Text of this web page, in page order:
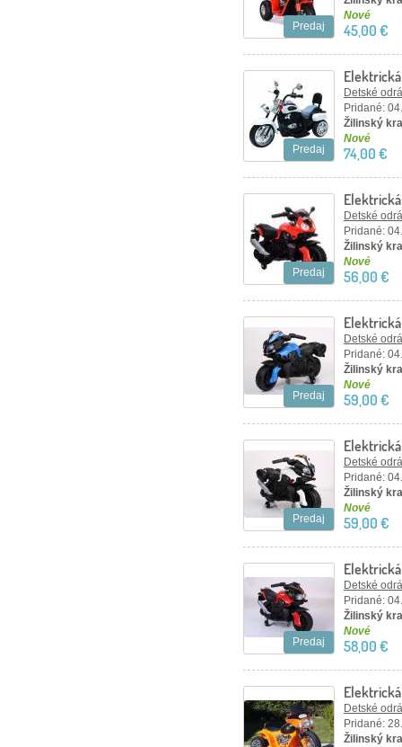
Predaj
Nové
45,00 €
Predaj
Detské
Pridané:
Žilinský
Nové
74,00 €
Predaj
Detské
Pridané:
Žilinský
Nové
56,00 €
Predaj
Detské
Pridané:
Žilinský
Nové
59,00 €
Predaj
Detské
Pridané:
Žilinský
Nové
59,00 €
Predaj
Detské
Pridané:
Žilinský
Nové
58,00 €
oranžová
Detské
Pridané:
Žilinský